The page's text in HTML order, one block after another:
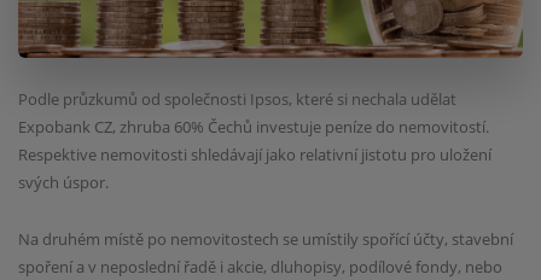
Podle průzkumů od společnosti Ipsos, které si nechala udělat
Expobank CZ, zhruba 60% Čechů investuje peníze do nemovitostí.
Respektive nemovitosti shledávají jako relativní jistotu pro uložení
svých úspor.
Na druhém místě po nemovitostech se umístily spořící účty, stavební
spoření a v neposlední řadě i akcie, dluhopisy, podílové fondy, nebo